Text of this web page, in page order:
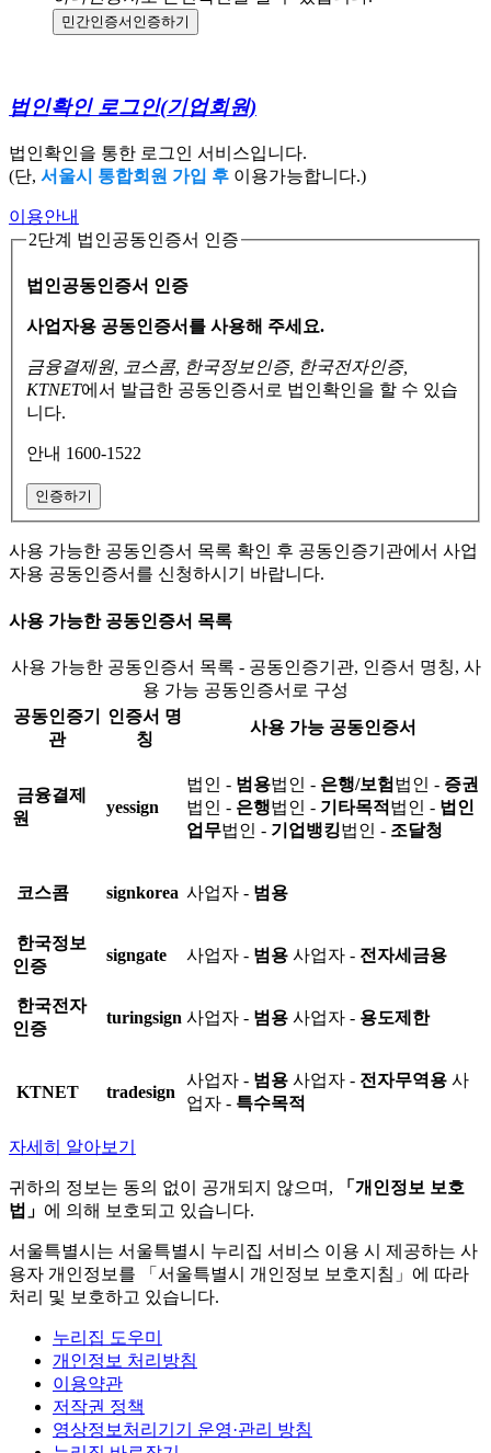
민간인증서 인증하기
법인확인 로그인(기업회원)
법인확인을 통한 로그인 서비스입니다.
(단, 서울시 통합회원 가입 후 이용가능합니다.)
이용안내
2단계 법인공동인증서 인증
법인공동인증서 인증
사업자용 공동인증서를 사용해 주세요.
금융결제원, 코스콤, 한국정보인증, 한국전자인증,
KTNET에서 발급한 공동인증서로 법인확인을 할 수 있습
니다.
안내 1600-1522
인증하기
사용 가능한 공동인증서 목록 확인 후 공동인증기관에서 사업
자용 공동인증서를 신청하시기 바랍니다.
사용 가능한 공동인증서 목록
사용 가능한 공동인증서 목록 - 공동인증기관, 인증서 명칭, 사
용 가능 공동인증서로 구성
공동인증기
관
인증서 명
칭
사용 가능 공동인증서
금융결제
원
yessign
법인 - 범용법인 - 은행/보험 법인 - 증권
법인 - 은행법인 - 기타목적 법인 - 법인
업무법인 - 기업뱅킹법인 - 조달청
코스콤 signkorea 사업자 - 범용
한국정보
인증
signgate 사업자 - 범용 사업자 - 전자세금용
한국전자
인증
turingsign 사업자 - 범용 사업자 - 용도제한
KTNET tradesign
사업자 - 범용 사업자 - 전자무역용 사
업자 - 특수목적
자세히 알아보기
귀하의 정보는 동의 없이 공개되지 않으며,
「개인정보 보호
법」 에 의해 보호되고 있습니다.
서울특별시는 서울특별시 누리집 서비스 이용 시 제공하는 사
용자 개인정보를 「서울특별시 개인정보 보호지침」에 따라
처리 및 보호하고 있습니다.
누리집 도우미
개인정보 처리방침
이용약관
저작권 정책
영상정보처리기기 운영·관리 방침